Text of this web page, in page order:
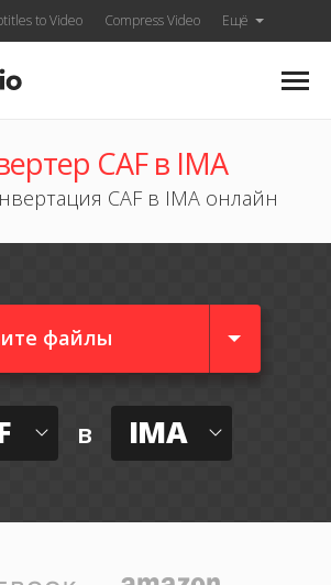
to Video Compress Video Ещё
CAF в IMA
CAF в IMA онлайн
файлы
в IMA